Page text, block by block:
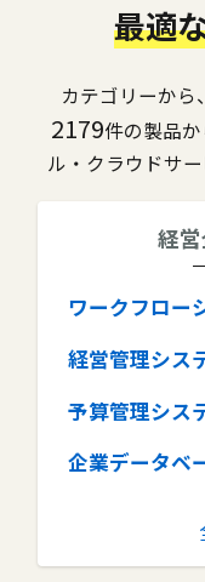
最適
カテゴリーから
2179件の製品
ル・クラウドサ
経
ワークフロー
経営管理シス
予算管理シス
企業データベ
グループウェ
コラボレーシ